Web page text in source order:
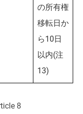
の所有権
移転日か
ら10日
以内(注
13)
8